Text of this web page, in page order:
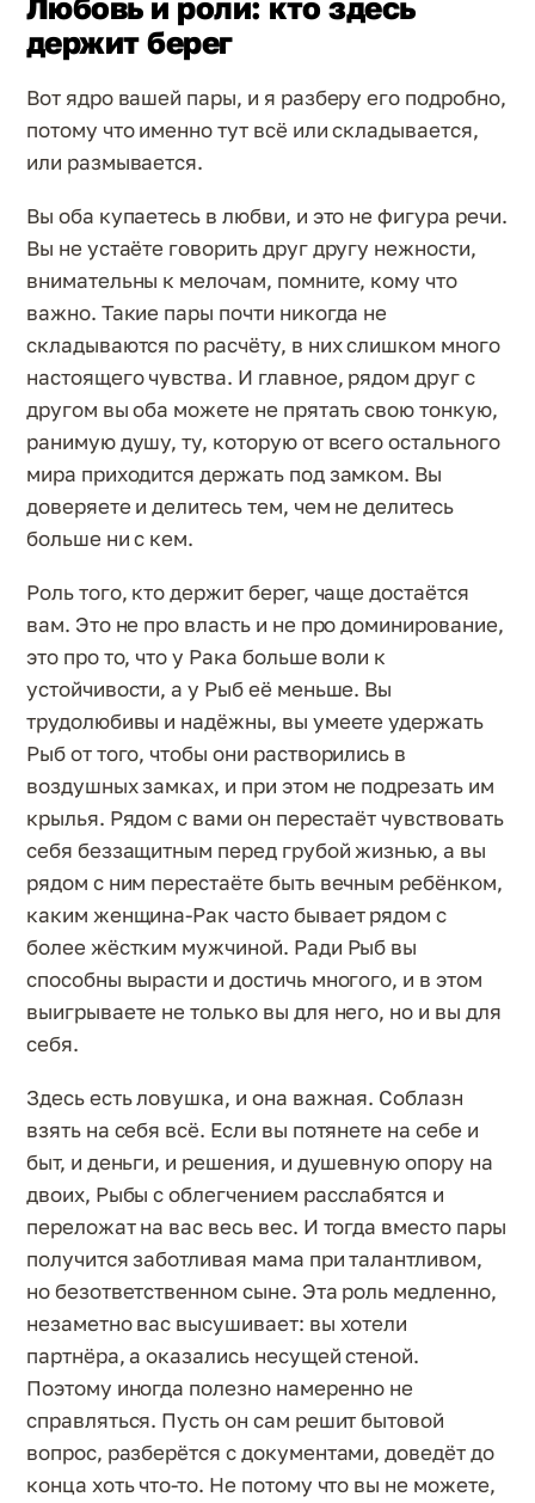
Любовь и роли: кто здесь
держит берег
Вот ядро вашей пары, и я разберу его подробно,
потому что именно тут всё или складывается,
или размывается.
Вы оба купаетесь в любви, и это не фигура речи.
Вы не устаёте говорить друг другу нежности,
внимательны к мелочам, помните, кому что
важно. Такие пары почти никогда не
складываются по расчёту, в них слишком много
настоящего чувства. И главное, рядом друг с
другом вы оба можете не прятать свою тонкую,
ранимую душу, ту, которую от всего остального
мира приходится держать под замком. Вы
доверяете и делитесь тем, чем не делитесь
больше ни с кем.
Роль того, кто держит берег, чаще достаётся
вам. Это не про власть и не про доминирование,
это про то, что у Рака больше воли к
устойчивости, а у Рыб её меньше. Вы
трудолюбивы и надёжны, вы умеете удержать
Рыб от того, чтобы они растворились в
воздушных замках, и при этом не подрезать им
крылья. Рядом с вами он перестаёт чувствовать
себя беззащитным перед грубой жизнью, а вы
рядом с ним перестаёте быть вечным ребёнком,
каким женщина-Рак часто бывает рядом с
более жёстким мужчиной. Ради Рыб вы
способны вырасти и достичь многого, и в этом
выигрываете не только вы для него, но и вы для
себя.
Здесь есть ловушка, и она важная. Соблазн
взять на себя всё. Если вы потянете на себе и
быт, и деньги, и решения, и душевную опору на
двоих, Рыбы с облегчением расслабятся и
переложат на вас весь вес. И тогда вместо пары
получится заботливая мама при талантливом,
но безответственном сыне. Эта роль медленно,
незаметно вас высушивает: вы хотели
партнёра, а оказались несущей стеной.
Поэтому иногда полезно намеренно не
справляться. Пусть он сам решит бытовой
вопрос, разберётся с документами, доведёт до
конца хоть что-то. Не потому что вы не можете,